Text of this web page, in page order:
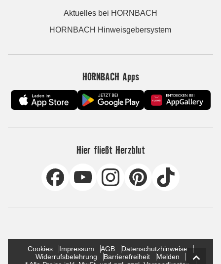
Aktuelles bei HORNBACH
HORNBACH Hinweisgebersystem
HORNBACH Apps
Hier fließt Herzblut
Cookies Impressum AGB
Datenschutzhinweise
Widerrufsbelehrung
Barrierefreiheit
Melden